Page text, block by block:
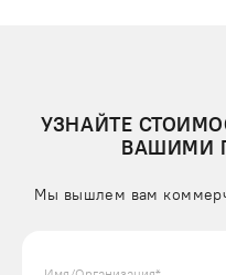
УЗНАЙТЕ
ВАШИМИ
Мы вышлем вам